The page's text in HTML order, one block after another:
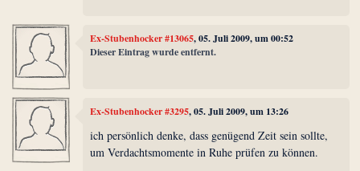
Ex-Stubenhocker #13065, 05. Juli 2009, um 00:52
Dieser Eintrag wurde entfernt.
Ex-Stubenhocker #3295, 05. Juli 2009, um 13:26
ich persönlich denke, dass genügend Zeit sein sollte,
um Verdachtsmomente in Ruhe prüfen zu können.